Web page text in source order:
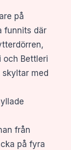
på
funnits där
och Bettleri
skyltar med
från
på fyra